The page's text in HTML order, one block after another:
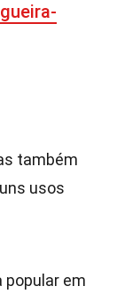
também
usos
popular em